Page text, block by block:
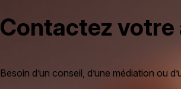
Contactez votre
Besoin d’un conseil, d’une médiation ou